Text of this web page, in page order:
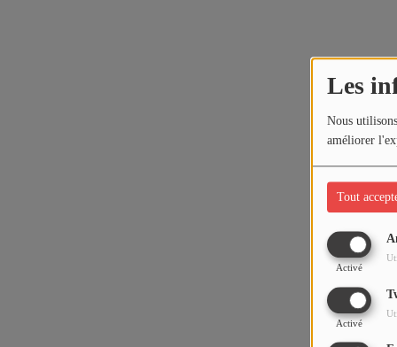
Les
Nous
améliorer
Tout
Activé
Activé